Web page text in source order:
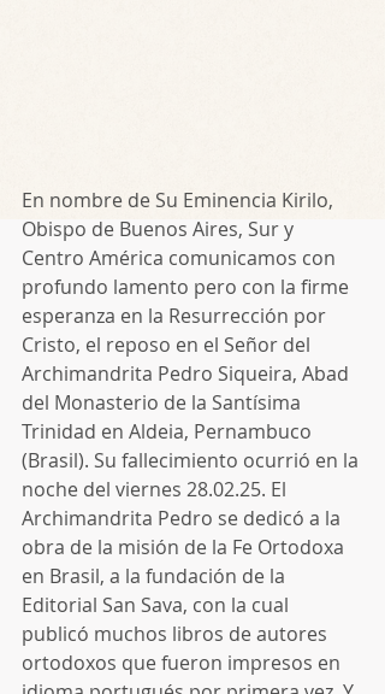
En nombre de Su Eminencia Kirilo,
Obispo de Buenos Aires, Sur y
Centro América comunicamos con
profundo lamento pero con la firme
esperanza en la Resurrección por
Cristo, el reposo en el Señor del
Archimandrita Pedro Siqueira, Abad
del Monasterio de la Santísima
Trinidad en Aldeia, Pernambuco
(Brasil). Su fallecimiento ocurrió en la
noche del viernes 28.02.25. El
Archimandrita Pedro se dedicó a la
obra de la misión de la Fe Ortodoxa
en Brasil, a la fundación de la
Editorial San Sava, con la cual
publicó muchos libros de autores
ortodoxos que fueron impresos en